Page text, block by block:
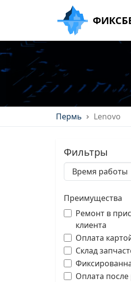
Пермь Lenovo
Фильтры
Преимущества
Ремонт в
клиента
Оплата
Склад
Оплата